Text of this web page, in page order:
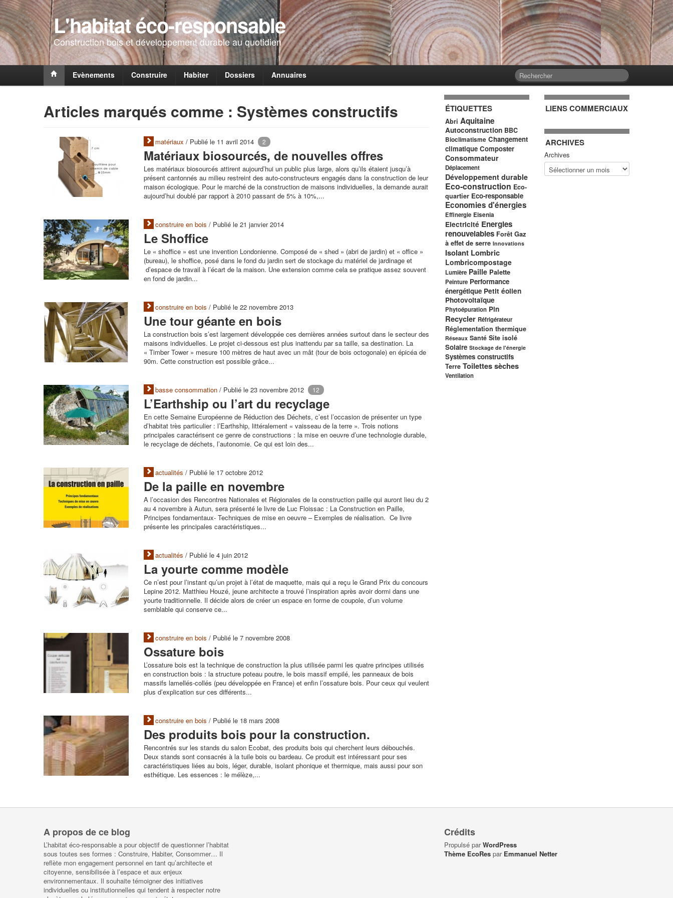
L'habitat éco-responsable
Construction bois et développement durable au quotidien
Evènements Construire Habiter Dossiers Annuaires
Articles marqués comme : Systèmes constructifs
matériaux / Publié le 11 avril 2014 2
Matériaux biosourcés, de nouvelles offres
Les matériaux biosourcés attirent aujourd’hui un public plus large, alors qu’ils étaient jusqu’à
présent cantonnés au milieu restreint des auto-constructeurs engagés dans la construction de leur
maison écologique. Pour le marché de la construction de maisons individuelles, la demande aurait
aujourd’hui doublé par rapport à 2010 passant de 5% à 10%,...
construire en bois / Publié le 21 janvier 2014
Le Shoffice
Le « shoffice » est une invention Londonienne. Composé de « shed » (abri de jardin) et « office »
(bureau), le shoffice, posé dans le fond du jardin sert de stockage du matériel de jardinage et
d’espace de travail à l’écart de la maison. Une extension comme cela se pratique assez souvent
en fond de jardin...
construire en bois / Publié le 22 novembre 2013
Une tour géante en bois
La construction bois s’est largement développée ces dernières années surtout dans le secteur des
maisons individuelles. Le projet ci-dessous est plus inattendu par sa taille, sa destination. La
« Timber Tower » mesure 100 mètres de haut avec un mât (tour de bois octogonale) en épicéa de
90m. Cette construction est possible grâce...
basse consommation / Publié le 23 novembre 2012 12
L’Earthship ou l’art du recyclage
En cette Semaine Européenne de Réduction des Déchets, c’est l’occasion de présenter un type
d’habitat très particulier : l’Earthship, littéralement « vaisseau de la terre ». Trois notions
principales caractérisent ce genre de constructions : la mise en oeuvre d’une technologie durable,
le recyclage de déchets, l’autonomie. Ce qui est loin des...
actualités / Publié le 17 octobre 2012
De la paille en novembre
A l’occasion des Rencontres Nationales et Régionales de la construction paille qui auront lieu du 2
au 4 novembre à Autun, sera présenté le livre de Luc Floissac : La Construction en Paille,
Principes fondamentaux- Techniques de mise en oeuvre – Exemples de réalisation. Ce livre
présente les principales caractéristiques...
actualités / Publié le 4 juin 2012
La yourte comme modèle
Ce n’est pour l’instant qu’un projet à l’état de maquette, mais qui a reçu le Grand Prix du concours
Lepine 2012. Matthieu Houzé, jeune architecte a trouvé l’inspiration après avoir dormi dans une
yourte traditionnelle. Il décide alors de créer un espace en forme de coupole, d’un volume
semblable qui conserve ce...
construire en bois / Publié le 7 novembre 2008
Ossature bois
L’ossature bois est la technique de construction la plus utilisée parmi les quatre principes utilisés
en construction bois : la structure poteau poutre, le bois massif empilé, les panneaux de bois
massifs lamellés-collés (peu développée en France) et enfin l’ossature bois. Pour ceux qui veulent
plus d’explication sur ces différents...
construire en bois / Publié le 18 mars 2008
Des produits bois pour la construction.
Rencontrés sur les stands du salon Ecobat, des produits bois qui cherchent leurs débouchés.
Deux stands sont consacrés à la tuile bois ou bardeau. Ce produit est intéressant pour ses
caractéristiques liées au bois, léger, durable, isolant phonique et thermique, mais aussi pour son
esthétique. Les essences : le mélèze,...
ÉTIQUETTES
Abri Aquitaine
Autoconstruction BBC
Bioclimatisme Changement
climatique Composter
Consommateur
Déplacement
Développement durable
Eco-construction Eco-
quartier Eco-responsable
Economies d'énergies
Effinergie Eisenia
Electricité Energies
renouvelables Forêt Gaz
à effet de serre Innovations
Isolant Lombric
Lombricompostage
Lumière Paille Palette
Peinture Performance
énergétique Petit éolien
Photovoltaïque
Phytoépuration Pin
Recycler Réfrigérateur
Réglementation thermique
Réseaux Santé Site isolé
Solaire Stockage de l'énergie
Systèmes constructifs
Terre Toilettes sèches
Ventilation
LIENS COMMERCIAUX
ARCHIVES
Archives
A propos de ce blog
L’habitat éco-responsable a pour objectif de questionner l’habitat
sous toutes ses formes : Construire, Habiter, Consommer… Il
reflète mon engagement personnel en tant qu’architecte et
citoyenne, sensibilisée à l’espace et aux enjeux
environnementaux. Il souhaite témoigner des initiatives
individuelles ou institutionnelles qui tendent à respecter notre
Crédits
Propulsé parWordPress
Thème EcoRes par Emmanuel Netter